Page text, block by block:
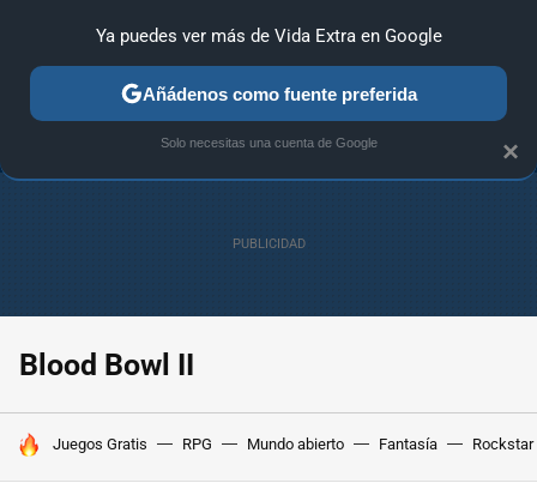
ANÁLISIS GUÍAS Y TRUCOS PC SONY NINTENDO
Blood Bowl II
HOY SE HABLA DE
Juegos Gratis RPG Mundo abierto Fantasía Rockstar
×
Ya puedes ver más de Vida Extra en Google
Añádenos como fuente preferida
Solo necesitas una cuenta de Google